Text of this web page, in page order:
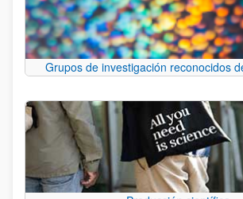
Grupos de investigación reconocidos